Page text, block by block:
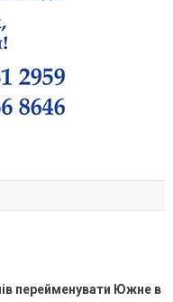
перейменувати Южне в